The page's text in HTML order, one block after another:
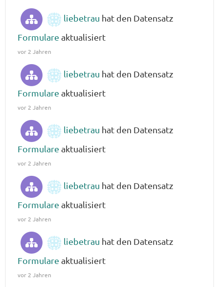
liebetrau hat den Datensatz
Formulare aktualisiert
vor 2 Jahren
liebetrau hat den Datensatz
Formulare aktualisiert
vor 2 Jahren
liebetrau hat den Datensatz
Formulare aktualisiert
vor 2 Jahren
liebetrau hat den Datensatz
Formulare aktualisiert
vor 2 Jahren
liebetrau hat den Datensatz
Formulare aktualisiert
vor 2 Jahren